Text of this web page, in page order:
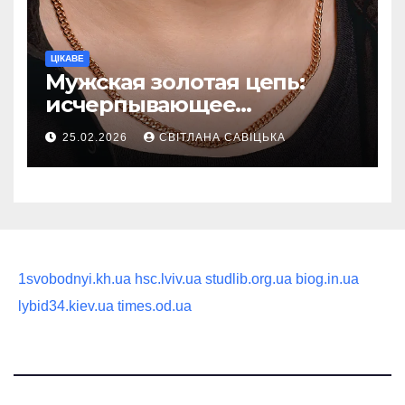
ЦІКАВЕ
Мужская золотая цепь:
исчерпывающее
руководство по выбору
статусного украшения
25.02.2026 СВІТЛАНА САВІЦЬКА
1svobodnyi.kh.ua hsc.lviv.ua studlib.org.ua biog.in.ua
lybid34.kiev.ua times.od.ua